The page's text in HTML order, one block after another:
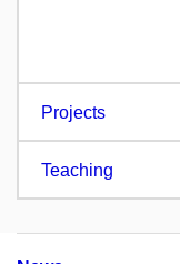
Projects
Teaching